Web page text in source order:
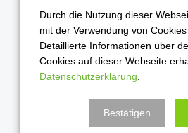
November 2023
Oktober 2023
August 2023
Durch die Nutzung dieser
mit der Verwendung von
Detaillierte Informationen über
Cookies auf dieser Webseite
Datenschutzerklärung
Bestätigen